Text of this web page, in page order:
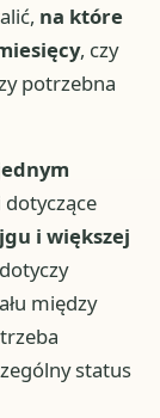
na które
, czy
potrzebna
i większej
między
trzeba
status